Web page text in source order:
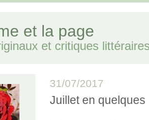
et la page
et critiques
31/07/2017
Juillet en quelques